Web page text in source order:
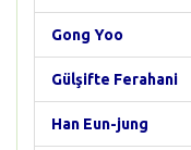
Gong Yoo
Gülşifte Ferahani
Han Eun-jung